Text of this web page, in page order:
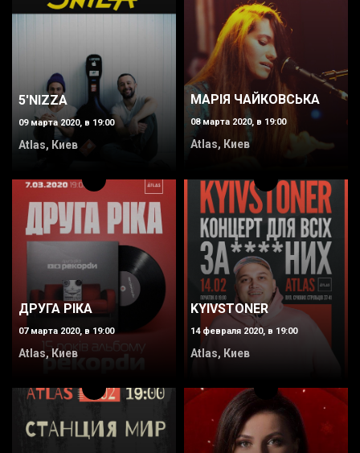
5'NIZZA
09 марта 2020, в 19:00
Atlas, Киев
МАРІЯ ЧАЙКОВСЬКА
08 марта 2020, в 19:00
Atlas, Киев
ДРУГА РІКА
07 марта 2020, в 19:00
Atlas, Киев
KYIVSTONER
14 февраля 2020, в 19:00
Atlas, Киев